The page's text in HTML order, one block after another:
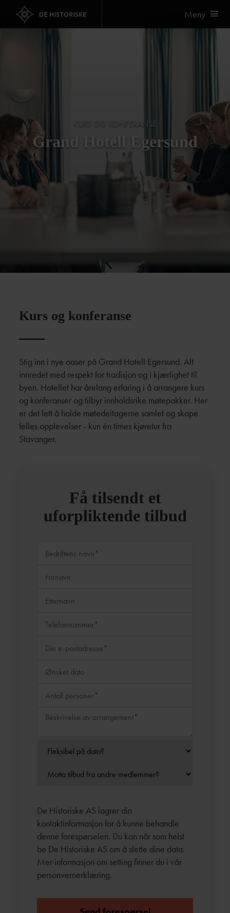
Meny
KURS OG KONFERANSE
Grand Hotell Egersund
Kurs og konferanse
Stig inn i nye oaser på Grand Hotell Egersund. Alt
innredet med respekt for tradisjon og i kjærlighet til
byen. Hotellet har årelang erfaring i å arrangere kurs
og konferanser og tilbyr innholdsrike møtepakker. Her
er det lett å holde møtedeltagerne samlet og skape
felles opplevelser - kun én times kjøretur fra
Stavanger.
Få tilsendt et
uforpliktende tilbud
De Historiske AS lagrer din
kontaktinformasjon for å kunne behandle
denne forespørselen. Du kan når som helst
be De Historiske AS om å slette dine data.
Mer informasjon om setting finner du i vår
personvernerklæring.